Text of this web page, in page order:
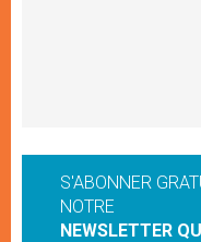
S'ABONNER
NOTRE
NEWSLETTER